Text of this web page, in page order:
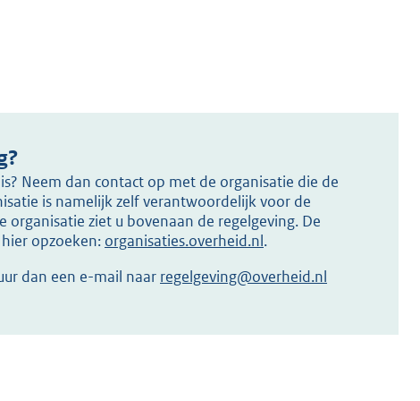
Neem dan contact op met de organisatie die de
is namelijk zelf verantwoordelijk voor de
organisatie ziet u bovenaan de regelgeving. De
opzoeken: organisaties.overheid.nl.
dan een e-mail naar regelgeving@overheid.nl